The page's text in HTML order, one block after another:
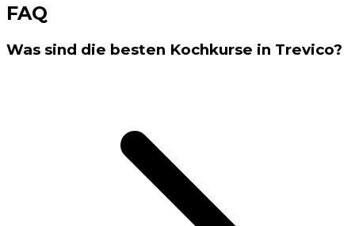
FAQ
Was sind die besten Kochkurse in Trevico?